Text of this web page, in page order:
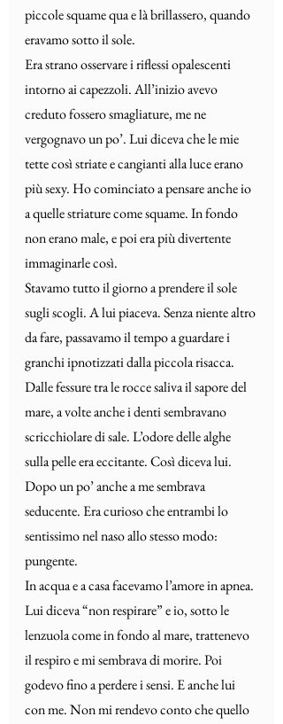
piccole squame qua e là brillassero, quando
eravamo sotto il sole.
Era strano osservare i riflessi opalescenti
intorno ai capezzoli. All’inizio avevo
creduto fossero smagliature, me ne
vergognavo un po’. Lui diceva che le mie
tette così striate e cangianti alla luce erano
più sexy. Ho cominciato a pensare anche io
a quelle striature come squame. In fondo
non erano male, e poi era più divertente
immaginarle così.
Stavamo tutto il giorno a prendere il sole
sugli scogli. A lui piaceva. Senza niente altro
da fare, passavamo il tempo a guardare i
granchi ipnotizzati dalla piccola risacca.
Dalle fessure tra le rocce saliva il sapore del
mare, a volte anche i denti sembravano
scricchiolare di sale. L’odore delle alghe
sulla pelle era eccitante. Così diceva lui.
Dopo un po’ anche a me sembrava
seducente. Era curioso che entrambi lo
sentissimo nel naso allo stesso modo:
pungente.
In acqua e a casa facevamo l’amore in apnea.
Lui diceva “non respirare” e io, sotto le
lenzuola come in fondo al mare, trattenevo
il respiro e mi sembrava di morire. Poi
godevo fino a perdere i sensi. E anche lui
con me. Non mi rendevo conto che quello